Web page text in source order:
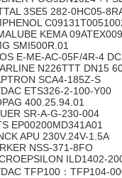
3SE5 282-0HC05-
KEMA
SMI500R.01
E-ME-AC-05F/4R-4
N226TTT DN15
SCA4-185Z-S
ETS326-2-100-Y00
400.25.94.01
SR-A-G-230-004
EP00200MD341A01
APU 230V.24V-1.5A
NSS-371-8FO
ILD1402-
TFP100：TFP104-